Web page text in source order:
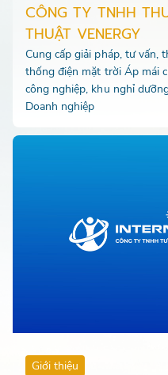
CÔNG TY TNHH
THUẬT VENERGY
Cung cấp giải pháp, tư vấn,
thống điện mặt trời Áp mái
công nghiệp, khu nghỉ
Doanh nghiệp
Giới thiệu